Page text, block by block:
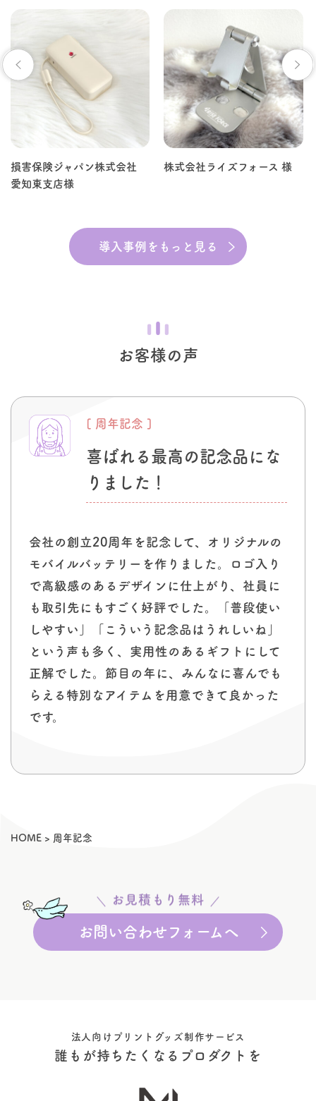
損害保険ジャパン株式会社
愛知東支店様
株式会社ライズフォース 様
導入事例をもっと見る
お客様の声
[ 周年記念 ]
喜ばれる最高の記念品にな
りました！
会社の創立20周年を記念して、オリジナルの
モバイルバッテリーを作りました。ロゴ入り
で高級感のあるデザインに仕上がり、社員に
も取引先にもすごく好評でした。「普段使い
しやすい」「こういう記念品はうれしいね」
という声も多く、実用性のあるギフトにして
正解でした。節目の年に、みんなに喜んでも
らえる特別なアイテムを用意できて良かった
です。
HOME > 周年記念
お見積もり無料
お問い合わせフォームへ
法人向けプリントグッズ制作サービス
誰もが持ちたくなるプロダクトを